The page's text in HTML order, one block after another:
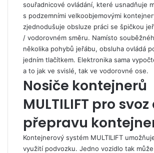
souřadnicové ovládání, které usnadňuje
s podzemními velkoobjemovými
zjednodušuje obsluze práci se špičkou
/ vodorovném směru. Namísto
několika pohybů jeřábu, obsluha ovládá
jedním tlačítkem. Elektronika sama
a to jak ve svislé, tak ve vodorovné ose.
Nosiče kontejnerů
MULTILIFT pro svoz
přepravu
Kontejnerový systém MULTILIFT
využití podvozku. Jedno vozidlo tak